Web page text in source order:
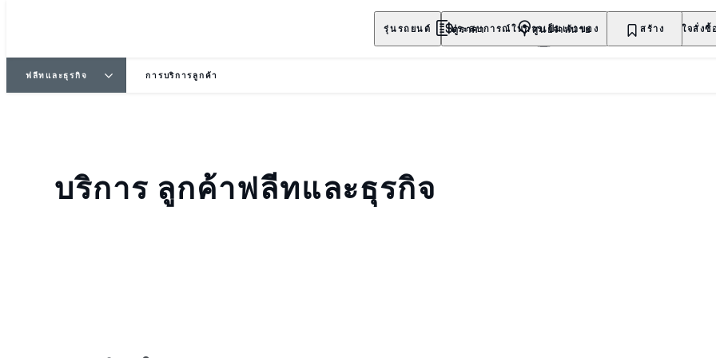
รุ่นรถยนต์ ประสบการณ์ในการเป็นเจ้าของ สำรวจ สนใจสั่งซื้
ดูราคา ศูนย์จำหน่าย สร้าง
ฟลีทและธุรกิจ การบริการลูกค้า
บริการ ลูกค้าฟลีทและธุรกิจ